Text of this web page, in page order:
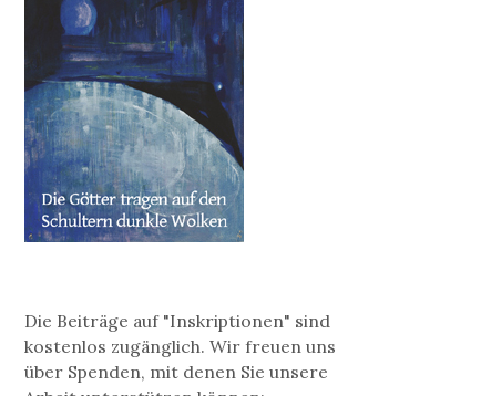
Die Beiträge auf "Inskriptionen" sind
kostenlos zugänglich. Wir freuen uns
über Spenden, mit denen Sie unsere